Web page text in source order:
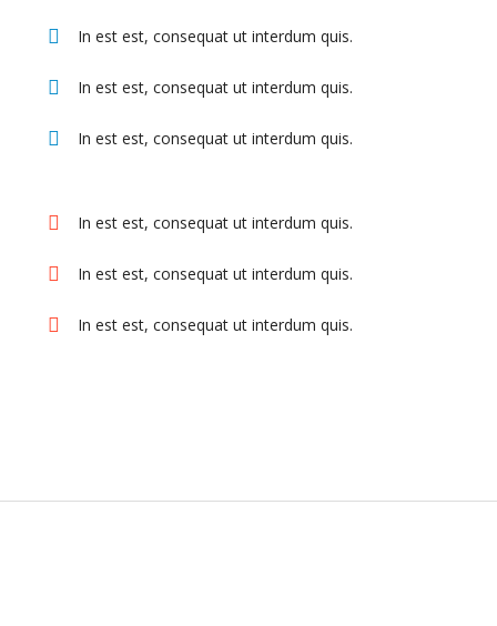
In est est, consequat ut interdum quis.
In est est, consequat ut interdum quis.
In est est, consequat ut interdum quis.
In est est, consequat ut interdum quis.
In est est, consequat ut interdum quis.
In est est, consequat ut interdum quis.